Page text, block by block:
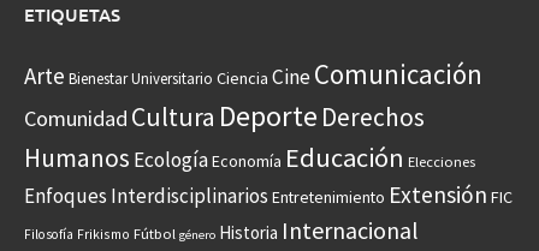
ETIQUETAS
Arte Bienestar Universitario Ciencia CineComunicación
Comunidad Cultura Deporte Derechos
Humanos EcologíaEconomía Educación Elecciones
Enfoques Interdisciplinarios Entretenimiento Extensión FIC
Filosofía Frikismo Fútbol género Historia Internacional